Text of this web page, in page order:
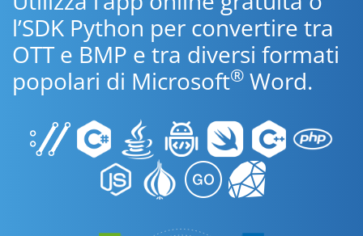
l’SDK Python per convertire tra
OTT e BMP e tra diversi formati
popolari di Microsoft® Word.